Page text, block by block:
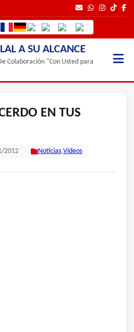
A SU ALCANCE
Colaboración "Con Usted para
EN TUS
2012 Noticias,Vídeos